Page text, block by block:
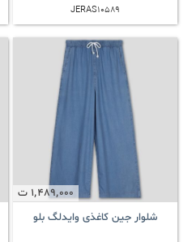
JERAS10589
1٬489٬000 ت
شلوار جین کاغذی وایدلگ بلو